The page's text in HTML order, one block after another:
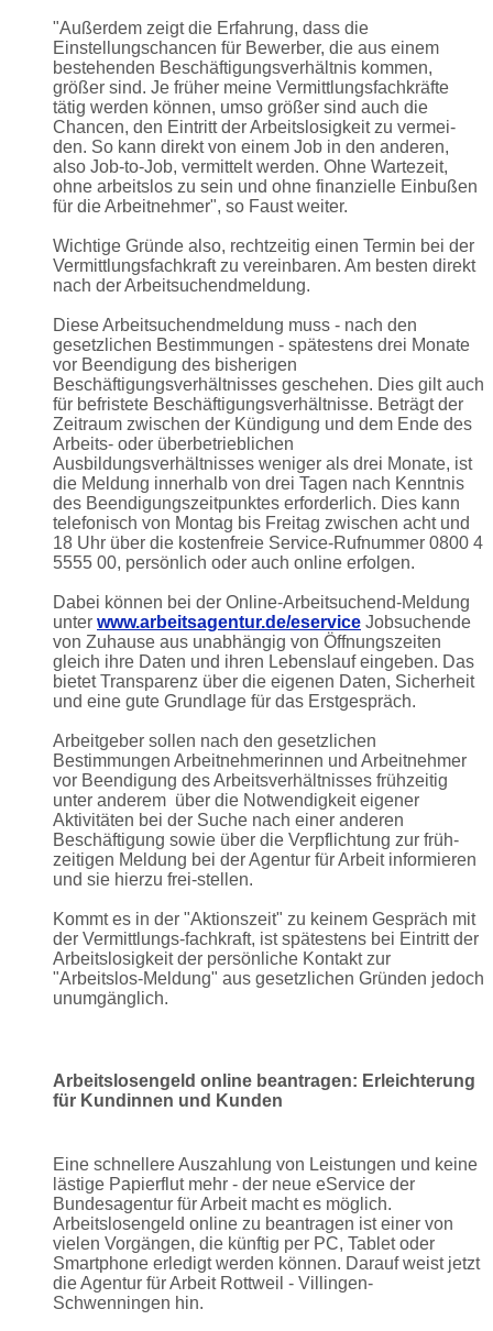
"Außerdem zeigt die Erfahrung, dass die
Einstellungschancen für Bewerber, die aus einem
bestehenden Beschäftigungsverhältnis kommen,
größer sind. Je früher meine Vermittlungsfachkräfte
tätig werden können, umso größer sind auch die
Chancen, den Eintritt der Arbeitslosigkeit zu vermei-
den. So kann direkt von einem Job in den anderen,
also Job-to-Job, vermittelt werden. Ohne Wartezeit,
ohne arbeitslos zu sein und ohne finanzielle Einbußen
für die Arbeitnehmer", so Faust weiter.
Wichtige Gründe also, rechtzeitig einen Termin bei der
Vermittlungsfachkraft zu vereinbaren. Am besten direkt
nach der Arbeitsuchendmeldung.
Diese Arbeitsuchendmeldung muss - nach den
gesetzlichen Bestimmungen - spätestens drei Monate
vor Beendigung des bisherigen
Beschäftigungsverhältnisses geschehen. Dies gilt auch
für befristete Beschäftigungsverhältnisse. Beträgt der
Zeitraum zwischen der Kündigung und dem Ende des
Arbeits- oder überbetrieblichen
Ausbildungsverhältnisses weniger als drei Monate, ist
die Meldung innerhalb von drei Tagen nach Kenntnis
des Beendigungszeitpunktes erforderlich. Dies kann
telefonisch von Montag bis Freitag zwischen acht und
18 Uhr über die kostenfreie Service-Rufnummer 0800 4
5555 00, persönlich oder auch online erfolgen.
Dabei können bei der Online-Arbeitsuchend-Meldung
unter www.arbeitsagentur.de/eservice Jobsuchende
von Zuhause aus unabhängig von Öffnungszeiten
gleich ihre Daten und ihren Lebenslauf eingeben. Das
bietet Transparenz über die eigenen Daten, Sicherheit
und eine gute Grundlage für das Erstgespräch.
Arbeitgeber sollen nach den gesetzlichen
Bestimmungen Arbeitnehmerinnen und Arbeitnehmer
vor Beendigung des Arbeitsverhältnisses frühzeitig
unter anderem über die Notwendigkeit eigener
Aktivitäten bei der Suche nach einer anderen
Beschäftigung sowie über die Verpflichtung zur früh-
zeitigen Meldung bei der Agentur für Arbeit informieren
und sie hierzu frei-stellen.
Kommt es in der "Aktionszeit" zu keinem Gespräch mit
der Vermittlungs-fachkraft, ist spätestens bei Eintritt der
Arbeitslosigkeit der persönliche Kontakt zur
"Arbeitslos-Meldung" aus gesetzlichen Gründen jedoch
unumgänglich.
Arbeitslosengeld online beantragen: Erleichterung
für Kundinnen und Kunden
Eine schnellere Auszahlung von Leistungen und keine
lästige Papierflut mehr - der neue eService der
Bundesagentur für Arbeit macht es möglich.
Arbeitslosengeld online zu beantragen ist einer von
vielen Vorgängen, die künftig per PC, Tablet oder
Smartphone erledigt werden können. Darauf weist jetzt
die Agentur für Arbeit Rottweil - Villingen-
Schwenningen hin.